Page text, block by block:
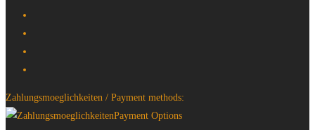
Zahlungsmoeglichkeiten / Payment methods: